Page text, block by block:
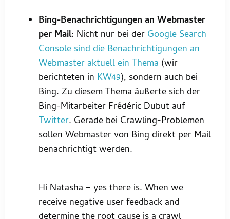
Bing-Benachrichtigungen an Webmaster
per Mail: Nicht nur bei der Google Search
Console sind die Benachrichtigungen an
Webmaster aktuell ein Thema (wir
berichteten in KW49), sondern auch bei
Bing. Zu diesem Thema äußerte sich der
Bing-Mitarbeiter Frédéric Dubut auf
Twitter. Gerade bei Crawling-Problemen
sollen Webmaster von Bing direkt per Mail
benachrichtigt werden.
Hi Natasha – yes there is. When we
receive negative user feedback and